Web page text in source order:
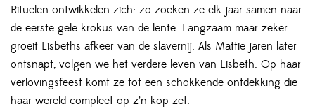
Rituelen ontwikkelen zich: zo zoeken ze elk jaar samen naar
de eerste gele krokus van de lente. Langzaam maar zeker
groeit Lisbeths afkeer van de slavernij. Als Mattie jaren later
ontsnapt, volgen we het verdere leven van Lisbeth. Op haar
verlovingsfeest komt ze tot een schokkende ontdekking die
haar wereld compleet op z’n kop zet.